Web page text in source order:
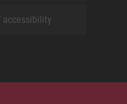
accessibility